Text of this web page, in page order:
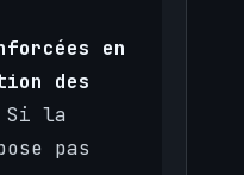
en
des
Si la
pas